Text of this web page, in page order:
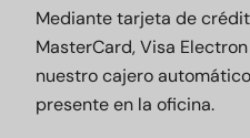
Mediante tarjeta de
MasterCard, Visa
nuestro cajero
presente en la oficina.